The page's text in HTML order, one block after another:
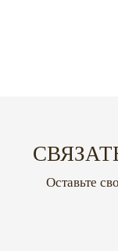
Оставьте